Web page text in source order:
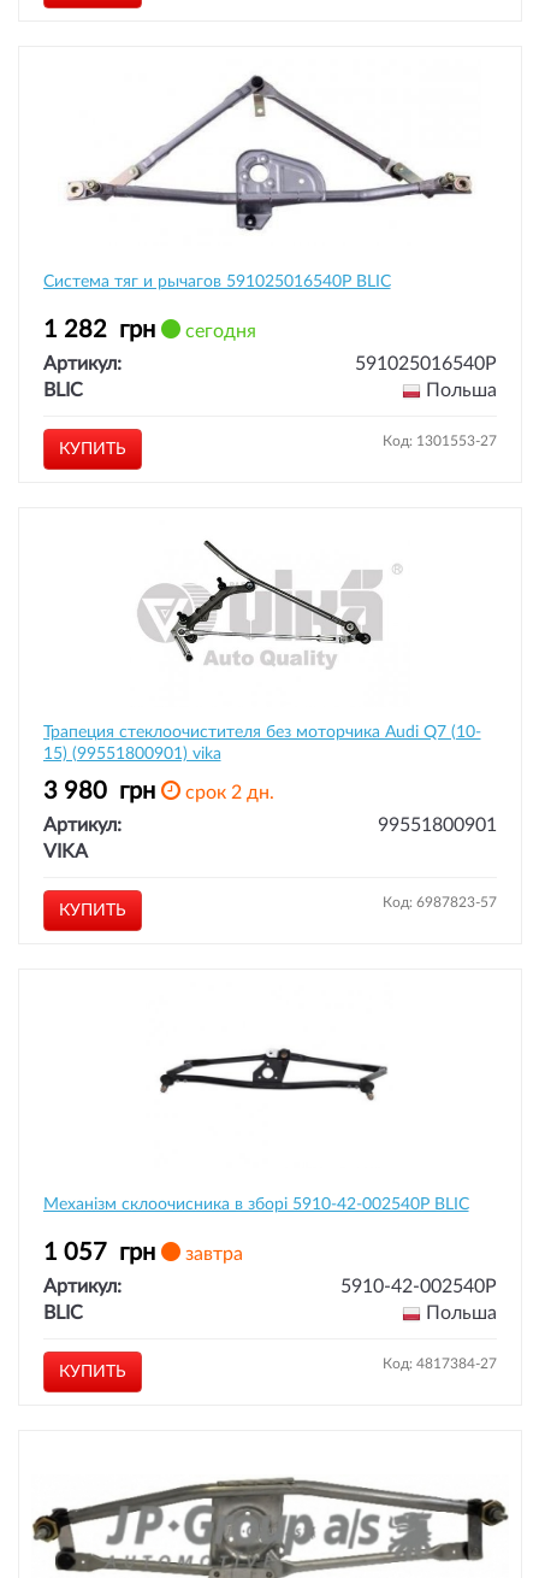
Система тяг и рычагов 591025016540P BLIC
1 282 грн
сегодня
Артикул:
591025016540P
BLIC
Польша
КУПИТЬ Код: 1301553-27
Трапеция стеклоочистителя без моторчика Audi Q7 (10-
15) (99551800901) vika
3 980 грн
срок 2 дн.
Артикул:
99551800901
VIKA
КУПИТЬ Код: 6987823-57
Механізм склоочисника в зборі 5910-42-002540P BLIC
1 057 грн
завтра
Артикул:
5910-42-002540P
BLIC
Польша
КУПИТЬ Код: 4817384-27